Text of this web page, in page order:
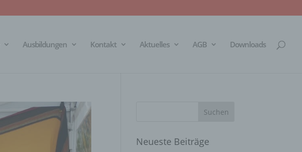
Ausbildungen Kontakt Aktuelles AGB Downloads
Neueste Beiträge